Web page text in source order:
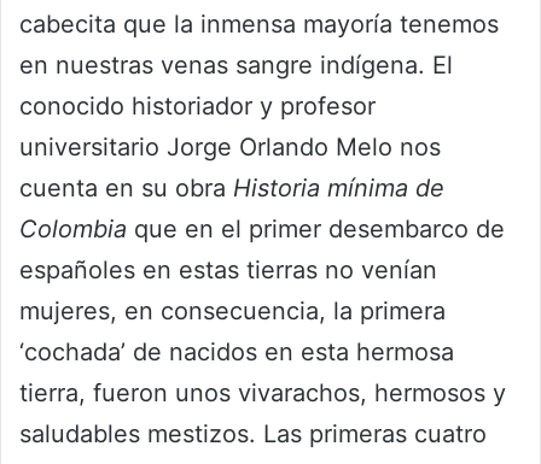
cabecita que la inmensa mayoría tenemos
en nuestras venas sangre indígena. El
conocido historiador y profesor
universitario Jorge Orlando Melo nos
cuenta en su obra Historia mínima de
Colombia que en el primer desembarco de
españoles en estas tierras no venían
mujeres, en consecuencia, la primera
‘cochada’ de nacidos en esta hermosa
tierra, fueron unos vivarachos, hermosos y
saludables mestizos. Las primeras cuatro